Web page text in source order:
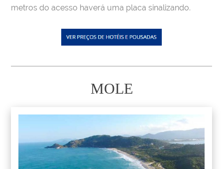
metros do acesso haverá uma placa sinalizando.
MOLE